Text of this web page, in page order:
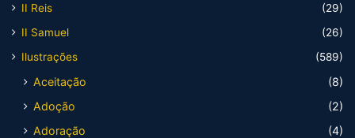
II Reis
(29)
II Samuel
(26)
Ilustrações
(589)
Aceitação
(8)
Adoção
(2)
Adoração
(4)